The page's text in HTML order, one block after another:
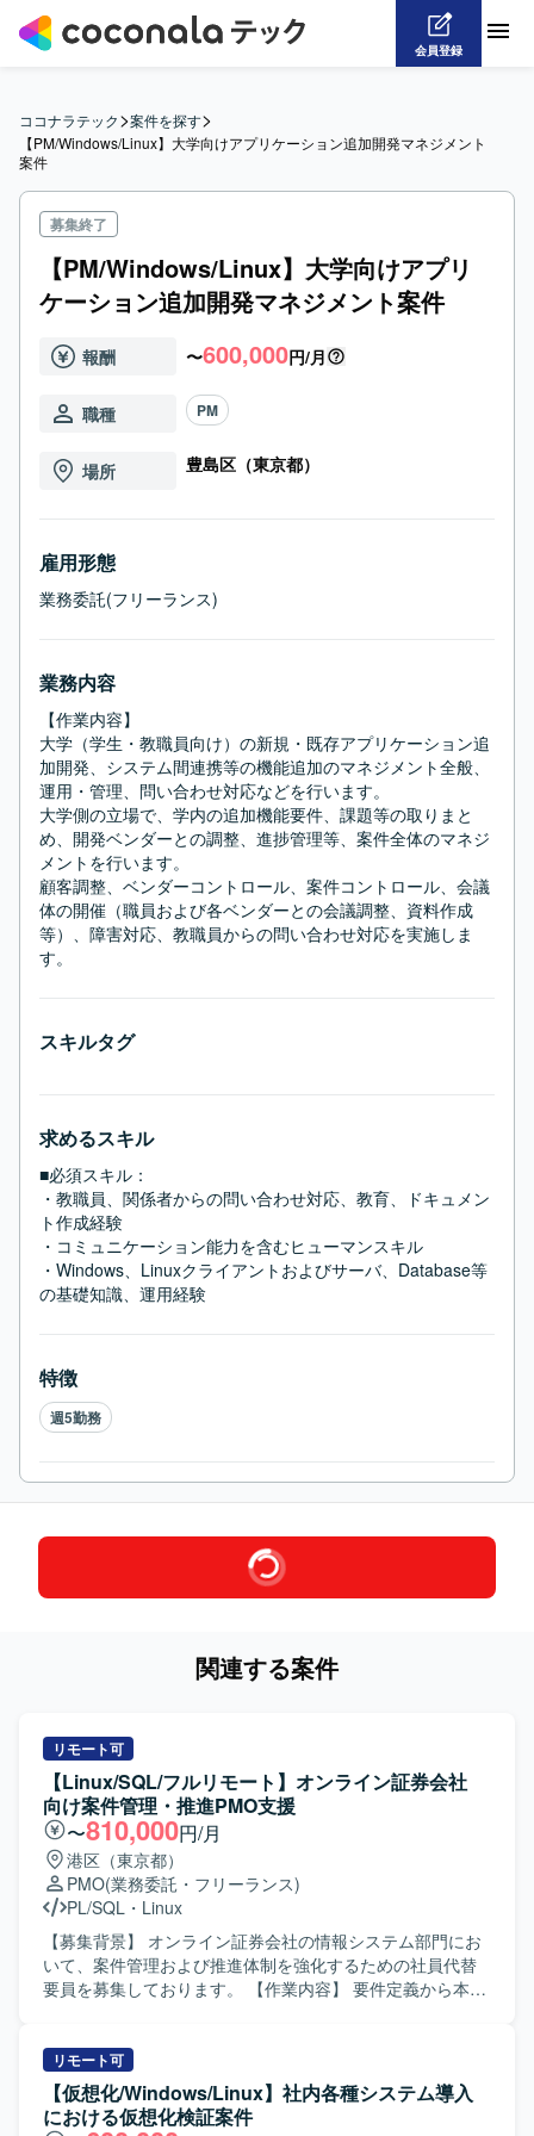
会員登録
ココナラテック>案件を探す>
【PM/Windows/Linux】大学向けアプリケーション追加開発マネジメント
案件
募集終了
【PM/Windows/Linux】大学向けアプリ
ケーション追加開発マネジメント案件
報酬 〜600,000円/月
職種 PM
場所 豊島区（東京都）
雇用形態
業務委託(フリーランス)
業務内容
【作業内容】
大学（学生・教職員向け）の新規・既存アプリケーション追
加開発、システム間連携等の機能追加のマネジメント全般、
運用・管理、問い合わせ対応などを行います。
大学側の立場で、学内の追加機能要件、課題等の取りまと
め、開発ベンダーとの調整、進捗管理等、案件全体のマネジ
メントを行います。
顧客調整、ベンダーコントロール、案件コントロール、会議
体の開催（職員および各ベンダーとの会議調整、資料作成
等）、障害対応、教職員からの問い合わせ対応を実施しま
す。
スキルタグ
求めるスキル
■必須スキル：
・教職員、関係者からの問い合わせ対応、教育、ドキュメン
ト作成経験
・コミュニケーション能力を含むヒューマンスキル
・Windows、Linuxクライアントおよびサーバ、Database等
の基礎知識、運用経験
特徴
週5勤務
関連する案件
リモート可
【Linux/SQL/フルリモート】オンライン証券会社
向け案件管理・推進PMO支援
〜810,000円/月
港区（東京都）
PMO(業務委託・フリーランス)
PL/SQL ・ Linux
【募集背景】 オンライン証券会社の情報システム部門にお
いて、案件管理および推進体制を強化するための社員代替
要員を募集しております。 【作業内容】 要件定義から本番
プロジェクト計画書を作成していただきます。設計からテ
ストフェーズにかけては、外部ベンダーへの委託に伴うベ
ンダーコントロールを実施し、進捗・課題・品質・コスト
の管理を行います。また、社内の品質管理部門に対して品
リモート可
【仮想化/Windows/Linux】社内各種システム導入
における仮想化検証案件